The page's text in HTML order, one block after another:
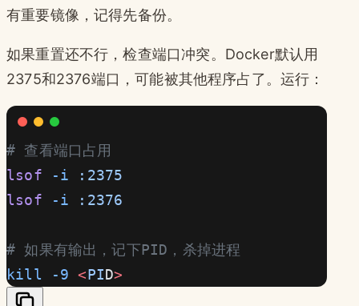
有重要镜像，记得先备份。
如果重置还不行，检查端口冲突。Docker默认用
2375和2376端口，可能被其他程序占了。运行：
# 查看端口占用
lsof -i :2375
lsof -i :2376
# 如果有输出，记下PID，杀掉进程
kill -9 <PID>